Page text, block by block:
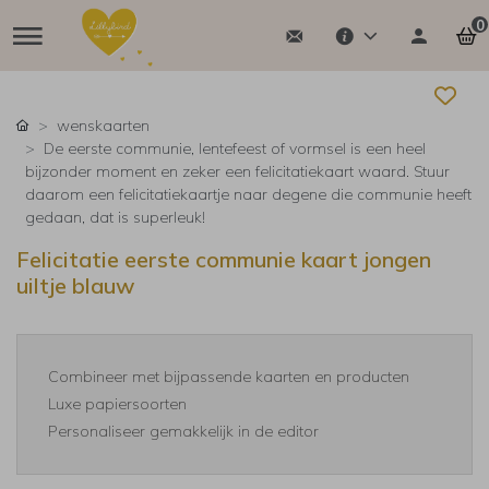
0
wenskaarten
De eerste communie, lentefeest of vormsel is een heel
bijzonder moment en zeker een felicitatiekaart waard. Stuur
daarom een felicitatiekaartje naar degene die communie heeft
gedaan, dat is superleuk!
Felicitatie eerste communie kaart jongen
uiltje blauw
Combineer met bijpassende kaarten en producten
Luxe papiersoorten
Personaliseer gemakkelijk in de editor